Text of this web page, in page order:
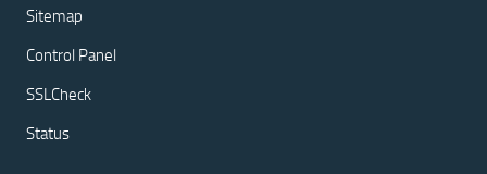
Sitemap
Control Panel
SSLCheck
Status